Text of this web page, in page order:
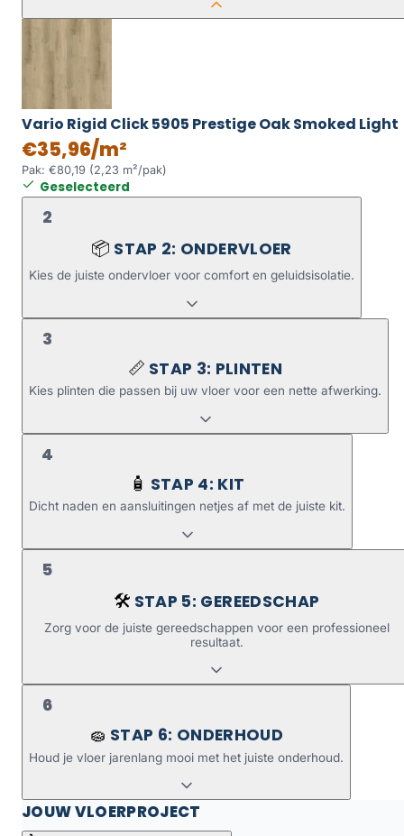
Vario Rigid Click 5905 Prestige Oak Smoked Light
€35,96/m²
Pak: €80,19 (2,23 m²/pak)
Geselecteerd
2
📦 STAP 2: ONDERVLOER
Kies de juiste ondervloer voor comfort en geluidsisolatie.
3
📏 STAP 3: PLINTEN
Kies plinten die passen bij uw vloer voor een nette afwerking.
4
🧴 STAP 4: KIT
Dicht naden en aansluitingen netjes af met de juiste kit.
5
🛠️ STAP 5: GEREEDSCHAP
Zorg voor de juiste gereedschappen voor een professioneel
resultaat.
6
🧽 STAP 6: ONDERHOUD
Houd je vloer jarenlang mooi met het juiste onderhoud.
JOUW VLOERPROJECT